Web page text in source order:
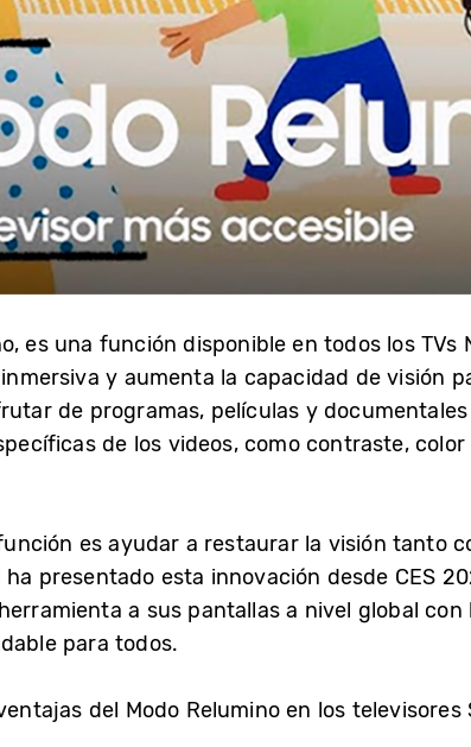
es una función disponible en todos los TVs
y aumenta la capacidad de visión
de programas, películas y
de los videos, como contraste,
es ayudar a restaurar la visión tanto
ha presentado esta innovación desde CES
a sus pantallas a nivel global
para todos.
del Modo Relumino en los televisores